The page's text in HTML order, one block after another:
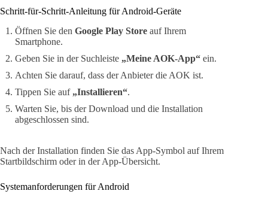
Schritt-für-Schritt-Anleitung für Android-Geräte
Öffnen Sie den Google Play Store auf Ihrem
Smartphone.
Geben Sie in der Suchleiste „Meine AOK-App“ ein.
Achten Sie darauf, dass der Anbieter die AOK ist.
Tippen Sie auf „Installieren“.
Warten Sie, bis der Download und die Installation
abgeschlossen sind.
Nach der Installation finden Sie das App-Symbol auf Ihrem
Startbildschirm oder in der App-Übersicht.
Systemanforderungen für Android